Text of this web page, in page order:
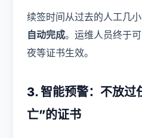
续签时间从过去的人工几
自动完成。运维人员终于
夜等证书生效。
3. 智能预警：不放过
亡”的证书